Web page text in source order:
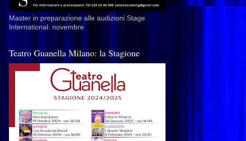
Master in preparazione alle audizioni Stage
International: novembre
Teatro Guanella Milano: la Stagione